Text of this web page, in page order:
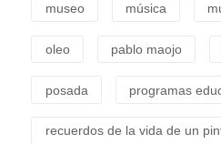
museo música
oleo pablo maojo
posada programas
recuerdos de la vida de un